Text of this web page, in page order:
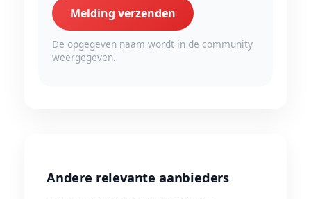
Melding verzenden
De opgegeven naam wordt in de community
weergegeven.
Andere relevante aanbieders